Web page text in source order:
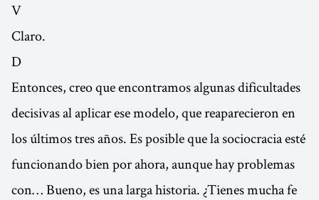
V
Claro.
D
Entonces, creo que encontramos algunas dificultades
decisivas al aplicar ese modelo, que reaparecieron en
los últimos tres años. Es posible que la sociocracia esté
funcionando bien por ahora, aunque hay problemas
con… Bueno, es una larga historia. ¿Tienes mucha fe